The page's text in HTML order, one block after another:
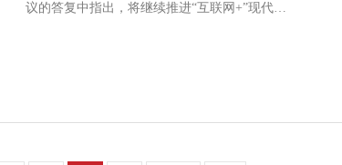
议的答复中指出，将继续推进“互联网+”现代…